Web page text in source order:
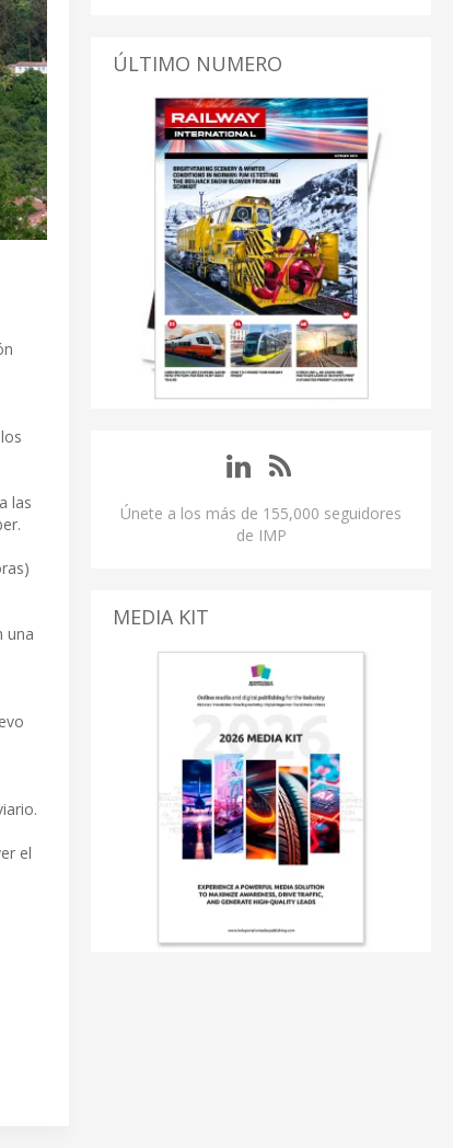
las
una
el
ÚLTIMO NUMERO
Únete a los más de 155,000 seguidores
de IMP
MEDIA KIT